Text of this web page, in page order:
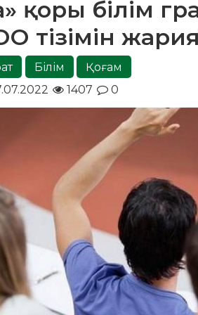
қоры білім
тізімін
Білім
Қоғам
1407 0